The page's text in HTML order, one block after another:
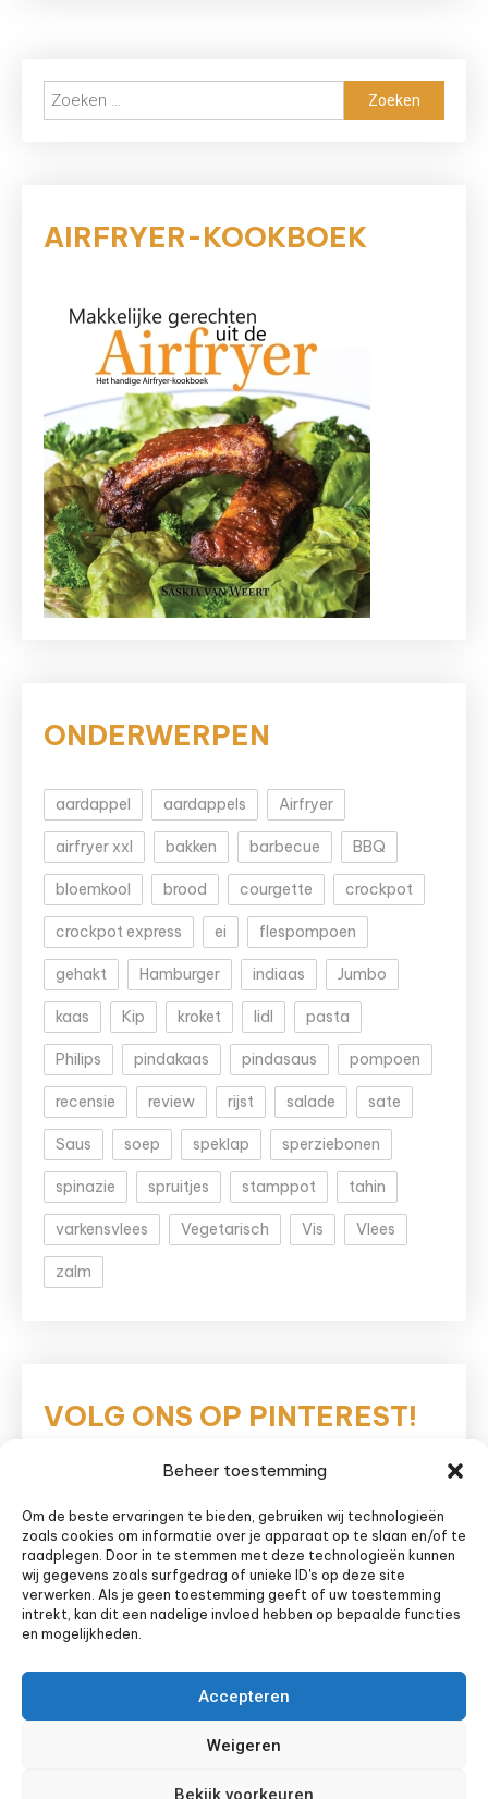
Beheer toestemming
Om de beste ervaringen te bieden, gebruiken wij technologieën
zoals cookies om informatie over je apparaat op te slaan en/of te
raadplegen. Door in te stemmen met deze technologieën kunnen
wij gegevens zoals surfgedrag of unieke ID's op deze site
verwerken. Als je geen toestemming geeft of uw toestemming
intrekt, kan dit een nadelige invloed hebben op bepaalde functies
en mogelijkheden.
Accepteren
Weigeren
Bekijk voorkeuren
Sabine
Zoeken
naar:
AIRFRYER-KOOKBOEK
ONDERWERPEN
aardappel aardappels Airfryer
airfryer xxl bakken barbecue BBQ
bloemkool brood courgette crockpot
crockpot express ei flespompoen
gehakt Hamburger indiaas Jumbo
kaas Kip kroket lidl pasta
Philips pindakaas pindasaus pompoen
recensie review rijst salade sate
Saus soep speklap sperziebonen
spinazie spruitjes stamppot tahin
varkensvlees Vegetarisch Vis Vlees
zalm
VOLG ONS OP PINTEREST!